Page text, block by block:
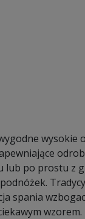
wysokie
lub po prostu z
spania
wzorem.